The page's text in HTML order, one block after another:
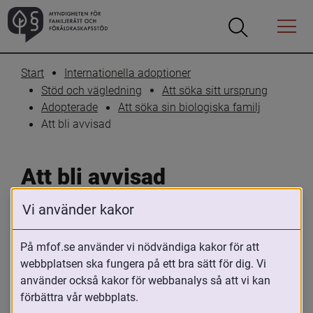
Öppna
Öppna
Menyn
Start
Internationella adoptioner
Stöd och vägledning
Att söka sitt ursprung
Adopterade
Att söka sin biologiska familj
Att bli avvisad
Att bli avvisad
Skriv ut
Att ta kontakt innebär en risk att bli
avvisad, direkt eller efter en inledande
kontakt.
Vi använder kakor
På mfof.se använder vi nödvändiga kakor för att
webbplatsen ska fungera på ett bra sätt för dig. Vi
använder också kakor för webbanalys så att vi kan
förbättra vår webbplats.